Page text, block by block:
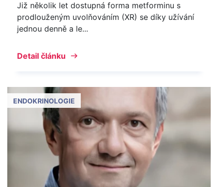
Již několik let dostupná forma metforminu s
prodlouženým uvolňováním (XR) se díky užívání
jednou denně a le...
Detail článku
ENDOKRINOLOGIE